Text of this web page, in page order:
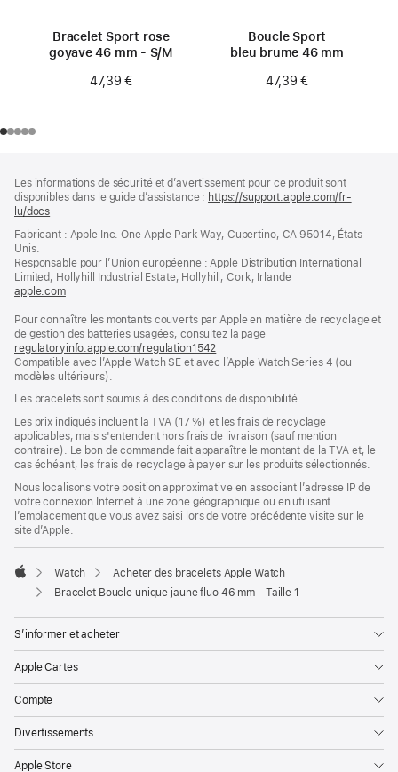
Bracelet Sport rose
goyave 46 mm - S/M
47,39 €
Boucle Sport
bleu brume 46 mm
47,39 €
de
page
de
bas
page
Les informations de sécurité et d’avertissement pour ce produit sont
disponibles dans le guide d’assistance : https://support.apple.com/fr-
lu/docs
une
fenêtre)
Fabricant : Apple Inc. One Apple Park Way, Cupertino, CA 95014, États-
Unis.
Responsable pour l’Union européenne : Apple Distribution International
Limited, Hollyhill Industrial Estate, Hollyhill, Cork, Irlande
apple.com(s’ouvre
une
nouvelle
fenêtre)
Pour connaître les montants couverts par Apple en matière de recyclage et
de gestion des batteries usagées, consultez la page
regulatoryinfo.apple.com/regulation1542
dans
nouvelle
fenêtre)
Compatible avec l’Apple Watch SE et avec l’Apple Watch Series 4 (ou
modèles ultérieurs).
Les bracelets sont soumis à des conditions de disponibilité.
Les prix indiqués incluent la TVA (17 %) et les frais de recyclage
applicables, mais s'entendent hors frais de livraison (sauf mention
contraire). Le bon de commande fait apparaître le montant de la TVA et, le
cas échéant, les frais de recyclage à payer sur les produits sélectionnés.
Nous localisons votre position approximative en associant l’adresse IP de
votre connexion Internet à une zone géographique ou en utilisant
l’emplacement que vous avez saisi lors de votre précédente visite sur le
site d’Apple.
Apple
Watch
Acheter des bracelets Apple Watch
Bracelet Boucle unique jaune fluo 46 mm - Taille 1
S’informer et acheter
Apple Cartes
Compte
Divertissements
Apple Store